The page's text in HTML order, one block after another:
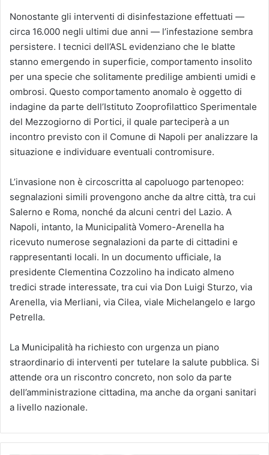
Nonostante gli interventi di disinfestazione effettuati —
circa 16.000 negli ultimi due anni — l’infestazione sembra
persistere. I tecnici dell’ASL evidenziano che le blatte
stanno emergendo in superficie, comportamento insolito
per una specie che solitamente predilige ambienti umidi e
ombrosi. Questo comportamento anomalo è oggetto di
indagine da parte dell’Istituto Zooprofilattico Sperimentale
del Mezzogiorno di Portici, il quale parteciperà a un
incontro previsto con il Comune di Napoli per analizzare la
situazione e individuare eventuali contromisure.
L’invasione non è circoscritta al capoluogo partenopeo:
segnalazioni simili provengono anche da altre città, tra cui
Salerno e Roma, nonché da alcuni centri del Lazio. A
Napoli, intanto, la Municipalità Vomero-Arenella ha
ricevuto numerose segnalazioni da parte di cittadini e
rappresentanti locali. In un documento ufficiale, la
presidente Clementina Cozzolino ha indicato almeno
tredici strade interessate, tra cui via Don Luigi Sturzo, via
Arenella, via Merliani, via Cilea, viale Michelangelo e largo
Petrella.
La Municipalità ha richiesto con urgenza un piano
straordinario di interventi per tutelare la salute pubblica. Si
attende ora un riscontro concreto, non solo da parte
dell’amministrazione cittadina, ma anche da organi sanitari
a livello nazionale.